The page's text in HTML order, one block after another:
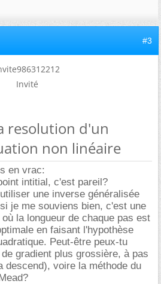
#3
Invité
resolution d'un
non linéaire
en vrac:
intitial, c'est pareil?
une inverse généralisée
je me souviens bien, c'est une
la longueur de chaque pas est
en faisant l'hypothèse
Peut-être peux-tu
gradient plus grossière, à pas
descend), voire la méthode du